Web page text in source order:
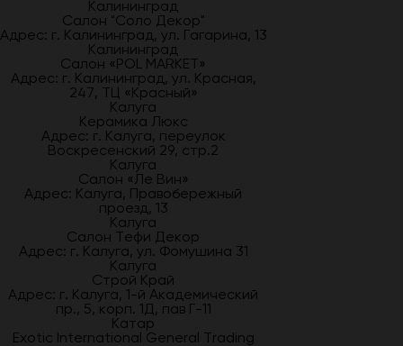
Калининград
Салон "Соло Декор"
Адрес: г. Калининград, ул. Гагарина, 13
Калининград
Салон «POL MARKET»
Адрес: г. Калининград, ул. Красная,
247, ТЦ «Красный»
Калуга
Керамика Люкс
Адрес: г. Калуга, переулок
Воскресенский 29, стр.2
Калуга
Салон «Ле Вин»
Адрес: Калуга, Правобережный
проезд, 13
Калуга
Салон Тефи Декор
Адрес: г. Калуга, ул. Фомушина 31
Калуга
Строй Край
Адрес: г. Калуга, 1-й Академический
пр., 5, корп. 1Д, пав Г-11
Катар
Exotic International General Trading